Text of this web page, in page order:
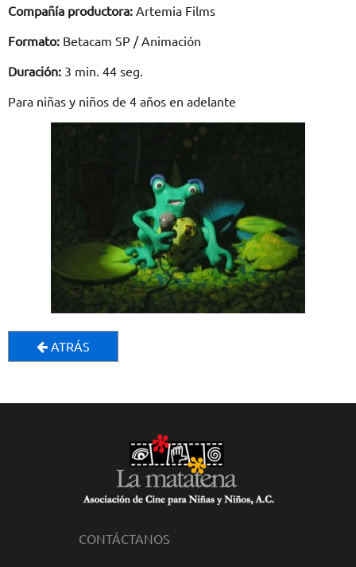
Compañía productora: Artemia Films
Formato: Betacam SP / Animación
Duración: 3 min. 44 seg.
Para niñas y niños de 4 años en adelante
ATRÁS
CONTÁCTANOS